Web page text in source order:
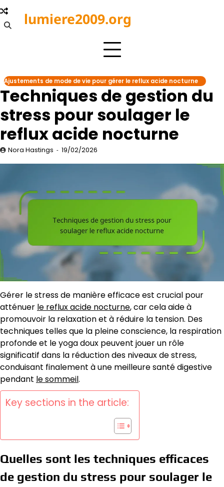
Skip
to
content
lumiere2009.org
Ajustements de mode de vie pour gérer le reflux acide nocturne
Techniques de gestion du
stress pour soulager le
reflux acide nocturne
Nora Hastings 19/02/2026
Gérer le stress de manière efficace est crucial pour
atténuer le reflux acide nocturne, car cela aide à
promouvoir la relaxation et à réduire la tension. Des
techniques telles que la pleine conscience, la respiration
profonde et le yoga doux peuvent jouer un rôle
significatif dans la réduction des niveaux de stress,
conduisant finalement à une meilleure santé digestive
pendant le sommeil.
Key sections in the article:
Quelles sont les techniques efficaces
de gestion du stress pour soulager le